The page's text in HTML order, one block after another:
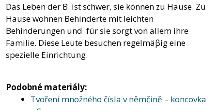
Das Leben der B. ist schwer, sie können zu Hause. Zu
Hause wohnen Behinderte mit leichten
Behinderungen und für sie sorgt von allem ihre
Familie. Diese Leute besuchen regelmäβig eine
spezielle Einrichtung.
Podobné materiály:
Tvoření množného čísla v němčině – koncovka